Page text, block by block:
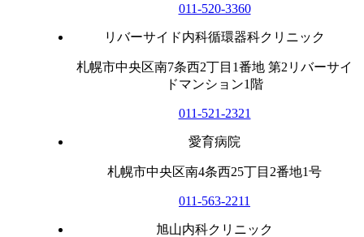
011-520-3360
リバーサイド内科循環器科クリニック
札幌市中央区南7条西2丁目1番地 第2リバーサイ
ドマンション1階
011-521-2321
愛育病院
札幌市中央区南4条西25丁目2番地1号
011-563-2211
旭山内科クリニック